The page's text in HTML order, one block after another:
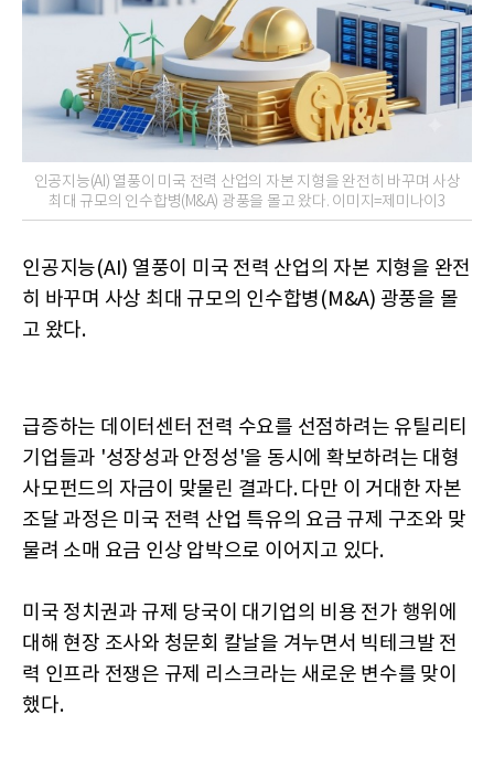
인공지능(AI) 열풍이 미국 전력 산업의 자본 지형을 완전히 바꾸며 사상
최대 규모의 인수합병(M&A) 광풍을 몰고 왔다. 이미지=제미나이3
인공지능(AI) 열풍이 미국 전력 산업의 자본 지형을 완전
히 바꾸며 사상 최대 규모의 인수합병(M&A) 광풍을 몰
고 왔다.
급증하는 데이터센터 전력 수요를 선점하려는 유틸리티
기업들과 '성장성과 안정성'을 동시에 확보하려는 대형
사모펀드의 자금이 맞물린 결과다. 다만 이 거대한 자본
조달 과정은 미국 전력 산업 특유의 요금 규제 구조와 맞
물려 소매 요금 인상 압박으로 이어지고 있다.
미국 정치권과 규제 당국이 대기업의 비용 전가 행위에
대해 현장 조사와 청문회 칼날을 겨누면서 빅테크발 전
력 인프라 전쟁은 규제 리스크라는 새로운 변수를 맞이
했다.